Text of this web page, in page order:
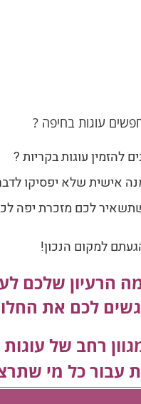
עוגות בחיפה ?
להזמין עוגות בקריות ?
אישית שלא יפסיקו
לכם מזכרת יפה
למקום הנכון!
הרעיון שלכם
לכם את
רחב של
עבור כל מי